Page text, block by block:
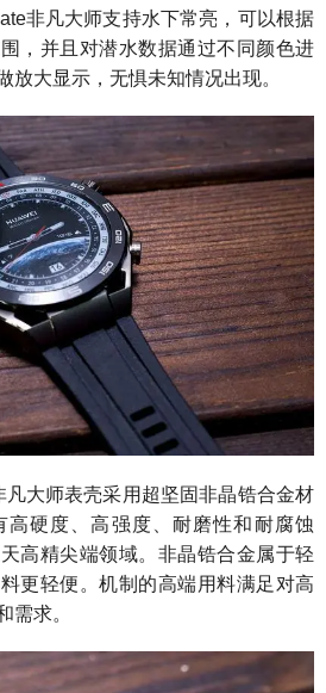
非凡大师支持水下常亮，可以根据
，并且对潜水数据通过不同颜色进
放大显示，无惧未知情况出现。
大师表壳采用超坚固非晶锆合金材
高硬度、高强度、耐磨性和耐腐蚀
高精尖端领域。非晶锆合金属于轻
更轻便。机制的高端用料满足对高
需求。